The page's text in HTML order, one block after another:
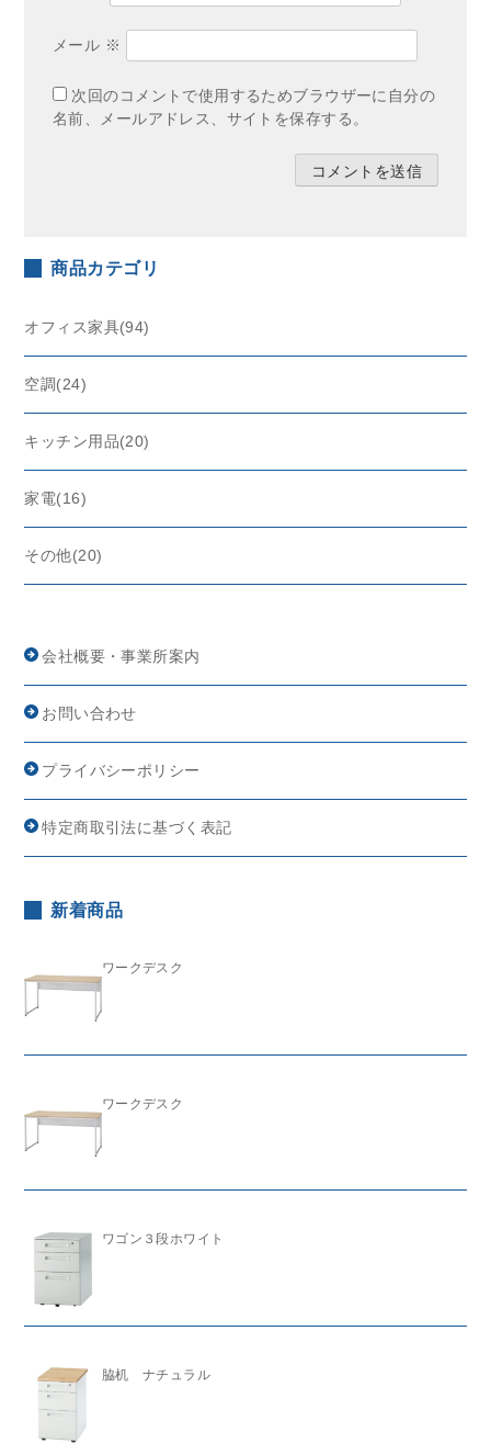
商品カテゴリ
オフィス家具(94)
空調(24)
キッチン用品(20)
家電(16)
その他(20)
会社概要・事業所案内
お問い合わせ
プライバシーポリシー
特定商取引法に基づく表記
新着商品
ワークデスク
ワークデスク
ワゴン３段ホワイト
脇机 ナチュラル
メール ※
次回のコメントで使用するためブラウザーに自分の
名前、メールアドレス、サイトを保存する。